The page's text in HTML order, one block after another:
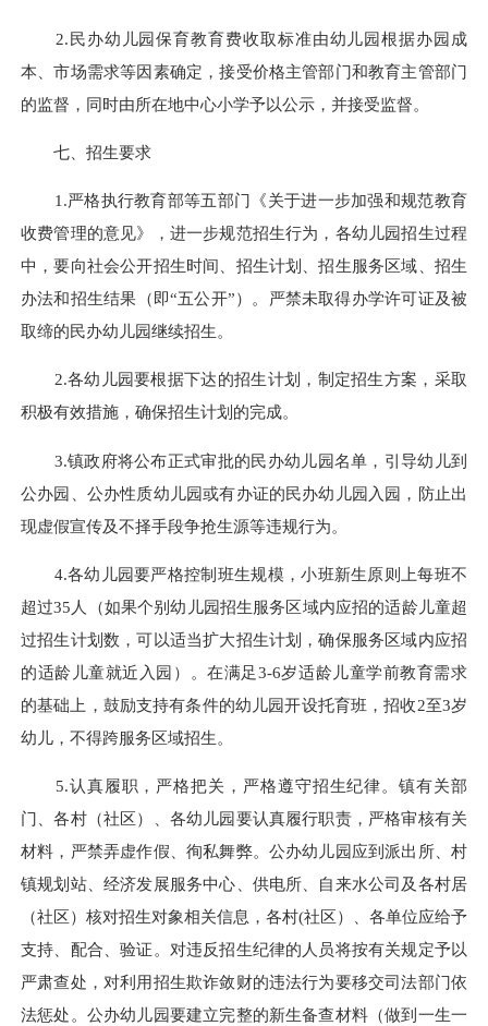
2.民办幼儿园保育教育费收取标准由幼儿园根据办园成
本、市场需求等因素确定，接受价格主管部门和教育主管部门
的监督，同时由所在地中心小学予以公示，并接受监督。
七、招生要求
1.严格执行教育部等五部门《关于进一步加强和规范教育
收费管理的意见》，进一步规范招生行为，各幼儿园招生过程
中，要向社会公开招生时间、招生计划、招生服务区域、招生
办法和招生结果（即“五公开”）。严禁未取得办学许可证及被
取缔的民办幼儿园继续招生。
2.各幼儿园要根据下达的招生计划，制定招生方案，采取
积极有效措施，确保招生计划的完成。
3.镇政府将公布正式审批的民办幼儿园名单，引导幼儿到
公办园、公办性质幼儿园或有办证的民办幼儿园入园，防止出
现虚假宣传及不择手段争抢生源等违规行为。
4.各幼儿园要严格控制班生规模，小班新生原则上每班不
超过35人（如果个别幼儿园招生服务区域内应招的适龄儿童超
过招生计划数，可以适当扩大招生计划，确保服务区域内应招
的适龄儿童就近入园）。在满足3-6岁适龄儿童学前教育需求
的基础上，鼓励支持有条件的幼儿园开设托育班，招收2至3岁
幼儿，不得跨服务区域招生。
5.认真履职，严格把关，严格遵守招生纪律。镇有关部
门、各村（社区）、各幼儿园要认真履行职责，严格审核有关
材料，严禁弄虚作假、徇私舞弊。公办幼儿园应到派出所、村
镇规划站、经济发展服务中心、供电所、自来水公司及各村居
（社区）核对招生对象相关信息，各村(社区）、各单位应给予
支持、配合、验证。对违反招生纪律的人员将按有关规定予以
严肃查处，对利用招生欺诈敛财的违法行为要移交司法部门依
法惩处。公办幼儿园要建立完整的新生备查材料（做到一生一